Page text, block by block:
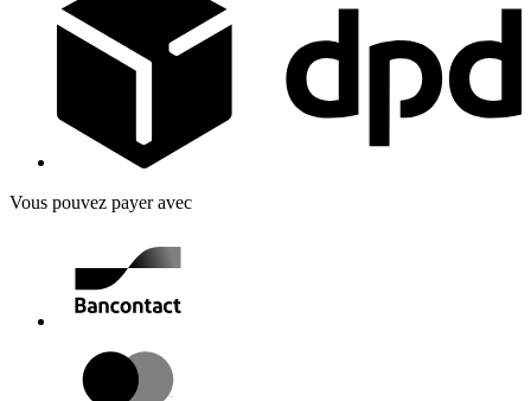
Vous pouvez payer avec